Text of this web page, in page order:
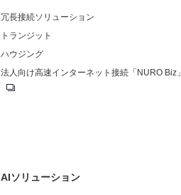
冗長接続ソリューション
トランジット
ハウジング
法人向け高速インターネット接続「NURO Biz」
AIソリューション